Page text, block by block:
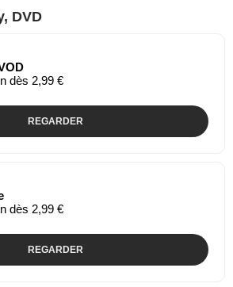
DVD
dès 2,99 €
REGARDER
dès 2,99 €
REGARDER